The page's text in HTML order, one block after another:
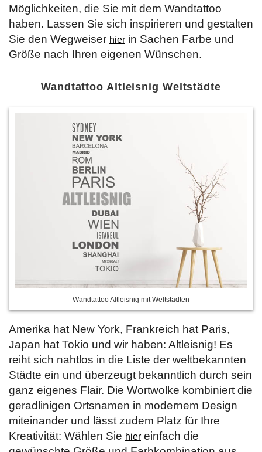
Möglichkeiten, die Sie mit dem Wandtattoo
haben. Lassen Sie sich inspirieren und gestalten
Sie den Wegweiser hier in Sachen Farbe und
Größe nach Ihren eigenen Wünschen.
Wandtattoo Altleisnig Weltstädte
Wandtattoo Altleisnig mit Weltstädten
Amerika hat New York, Frankreich hat Paris,
Japan hat Tokio und wir haben: Altleisnig! Es
reiht sich nahtlos in die Liste der weltbekannten
Städte ein und überzeugt bekanntlich durch sein
ganz eigenes Flair. Die Wortwolke kombiniert die
geradlinigen Ortsnamen in modernem Design
miteinander und lässt zudem Platz für Ihre
Kreativität: Wählen Sie hier einfach die